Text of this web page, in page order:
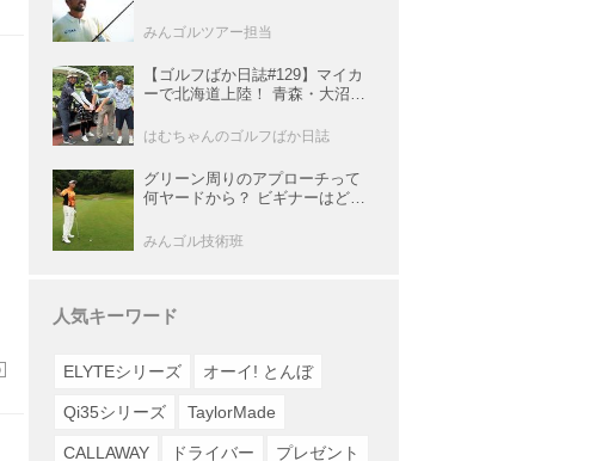
ー】
みんゴルツアー担当
【ゴルフばか日誌#129】マイカ
ーで北海道上陸！ 青森・大沼・
はむちゃんのゴルフばか日誌
グリーン周りのアプローチって
何ヤードから？ ビギナーはどの
みんゴル技術班
人気キーワード
ELYTEシリーズ オーイ! とんぼ
Qi35シリーズ TaylorMade
CALLAWAY ドライバー プレゼント